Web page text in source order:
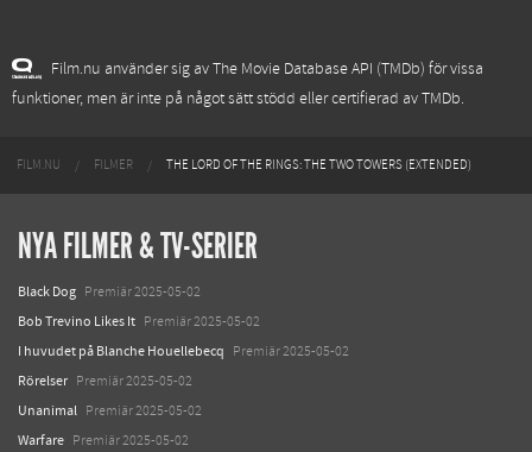
Film.nu använder sig av The Movie Database API (TMDb) för vissa
funktioner, men är inte på något sätt stödd eller certifierad av TMDb.
FILM.NU FILMER THE LORD OF THE RINGS: THE TWO TOWERS (EXTENDED)
NYA FILMER & TV-SERIER
Black Dog Premiär 2025-05-02
Bob Trevino Likes It Premiär 2025-05-02
I huvudet på Blanche Houellebecq Premiär 2025-05-02
Rörelser Premiär 2025-05-02
Unanimal Premiär 2025-05-02
Warfare Premiär 2025-05-02